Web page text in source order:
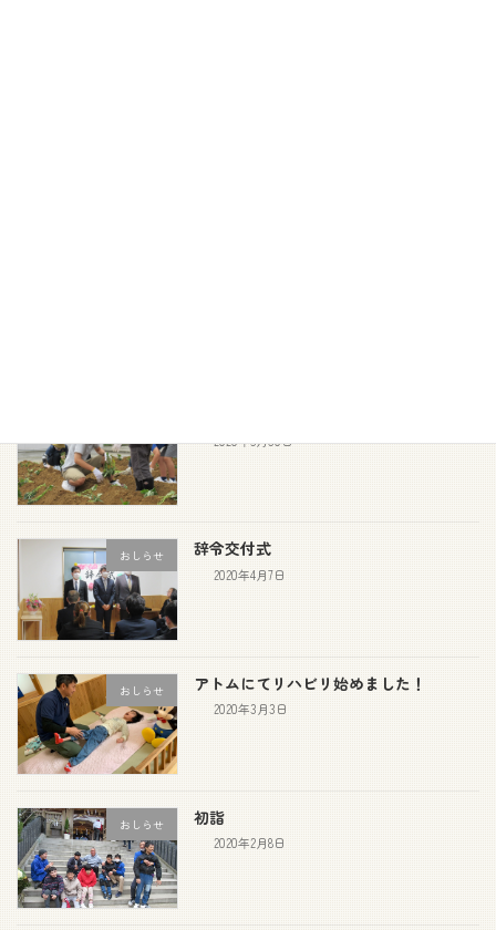
2020年5月30日
おしらせ 辞令交付式
2020年4月7日
おしらせ アトムにてリハビリ始めました！
2020年3月3日
おしらせ 初詣
2020年2月8日